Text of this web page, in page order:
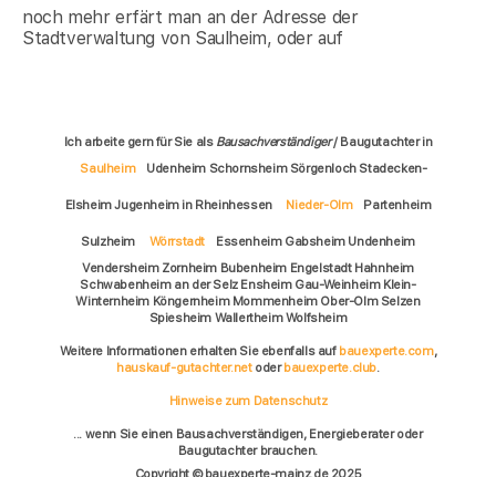
noch mehr erfärt man an der Adresse der
Stadtverwaltung von Saulheim, oder auf
Ich arbeite gern für Sie als Bausachverständiger/ Baugutachter in
Saulheim
Udenheim Schornsheim Sörgenloch Stadecken-
Elsheim Jugenheim in Rheinhessen Nieder-Olm Partenheim
Sulzheim Wörrstadt
Essenheim Gabsheim Undenheim
Vendersheim Zornheim Bubenheim Engelstadt Hahnheim
Schwabenheim an der Selz Ensheim Gau-Weinheim Klein-
Winternheim Köngernheim Mommenheim Ober-Olm Selzen
Spiesheim Wallertheim Wolfsheim
Weitere Informationen erhalten Sie ebenfalls auf bauexperte.com,
hauskauf-gutachter.netoderbauexperte.club.
Hinweise zum Datenschutz
... wenn Sie einen Bausachverständigen, Energieberater oder
Baugutachter brauchen.